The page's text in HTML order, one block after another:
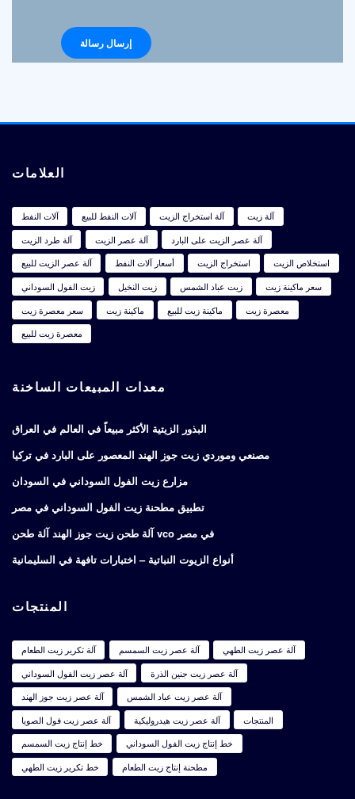
العلامات
آلات النفط آلات النفط للبيع آلة استخراج الزيت
آلة زيت
آلة طرد الزيت
آلة عصر الزيت
آلة عصر الزيت على البارد
آلة عصر الزيت للبيع
أسعار آلات النفط استخراج الزيت
استخلاص الزيت
زيت الفول السوداني
زيت النخيل زيت عباد الشمس
سعر ماكينة زيت
سعر معصرة زيت
ماكينة زيت ماكينة زيت للبيع
معصرة زيت
معصرة زيت للبيع
معدات المبيعات الساخنة
البذور الزيتية الأكثر مبيعاً في العالم في العراق
مصنعي وموردي زيت جوز الهند المعصور على البارد في تركيا
مزارع زيت الفول السوداني في السودان
تطبيق مطحنة زيت الفول السوداني في مصر
آلة طحن زيت جوز الهند آلة طحن vco في مصر
أنواع الزيوت النباتية – اختبارات تافهة في السليمانية
المنتجات
آلة تكرير زيت الطعام آلة عصر زيت السمسم
آلة عصر زيت الطهي
آلة عصر زيت الفول السوداني
آلة عصر زيت جنين الذرة
آلة عصر زيت جوز الهند
آلة عصر زيت عباد الشمس
آلة عصر زيت فول الصويا
آلة عصر زيت هيدروليكية
المنتجات
خط إنتاج زيت السمسم
خط إنتاج زيت الفول السوداني
خط تكرير زيت الطهي
مطحنة إنتاج زيت الطعام